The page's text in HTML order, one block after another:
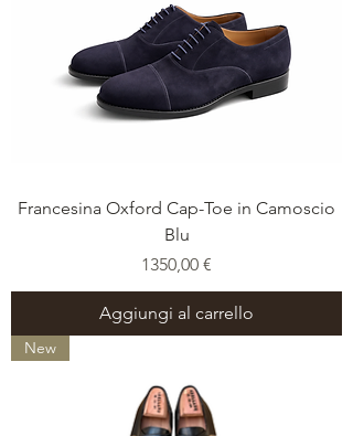
Francesina Oxford Cap-Toe in Camoscio
Blu
Prezzo
1350,00 €
Aggiungi al carrello
New